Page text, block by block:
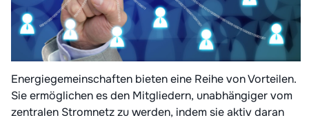
Energiegemeinschaften bieten eine Reihe von Vorteilen.
Sie ermöglichen es den Mitgliedern, unabhängiger vom
zentralen Stromnetz zu werden, indem sie aktiv daran